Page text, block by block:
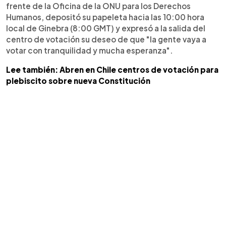
frente de la Oficina de la ONU para los Derechos
Humanos, depositó su papeleta hacia las 10:00 hora
local de Ginebra (8:00 GMT) y expresó a la salida del
centro de votación su deseo de que "la gente vaya a
votar con tranquilidad y mucha esperanza".
Lee también: Abren en Chile centros de votación para
plebiscito sobre nueva Constitución